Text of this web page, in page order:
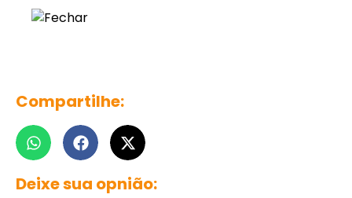
Compartilhe:
Deixe sua opnião: